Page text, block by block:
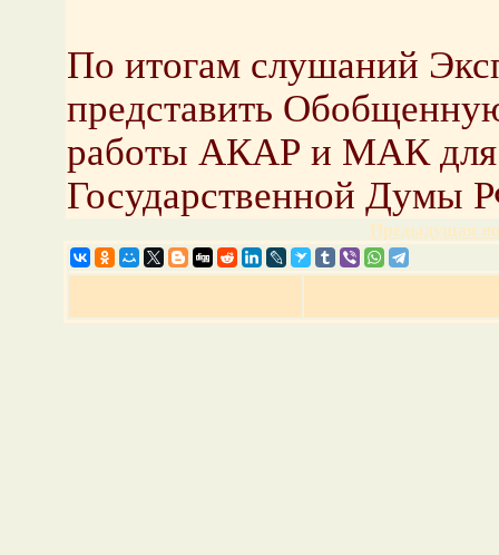
По итогам слушаний
представить
работы АКАР и МАК для
Государственной Думы
Предыдущая